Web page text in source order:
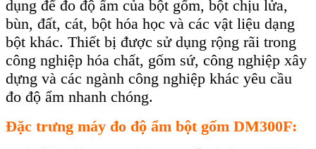
dụng để đo độ ẩm của bột gốm, bột chịu lửa,
bùn, đất, cát, bột hóa học và các vật liệu dạng
bột khác. Thiết bị được sử dụng rộng rãi trong
công nghiệp hóa chất, gốm sứ, công nghiệp xây
dựng và các ngành công nghiệp khác yêu cầu
đo độ ẩm nhanh chóng.
Đặc trưng máy đo độ ẩm bột gốm DM300F: